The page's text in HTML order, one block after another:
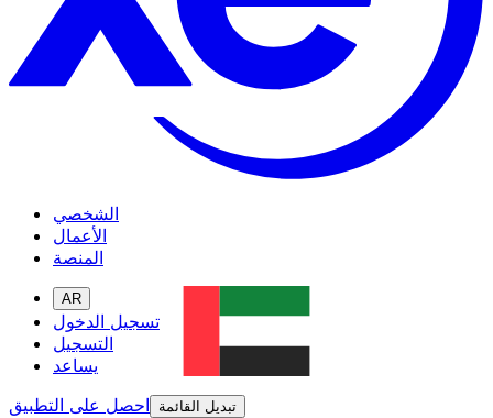
الشخصي
الأعمال
المنصة
AR
تسجيل الدخول
التسجيل
يساعد
احصل على التطبيق
تبديل القائمة